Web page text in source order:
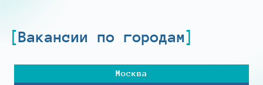
Вакансии по городам
Москва